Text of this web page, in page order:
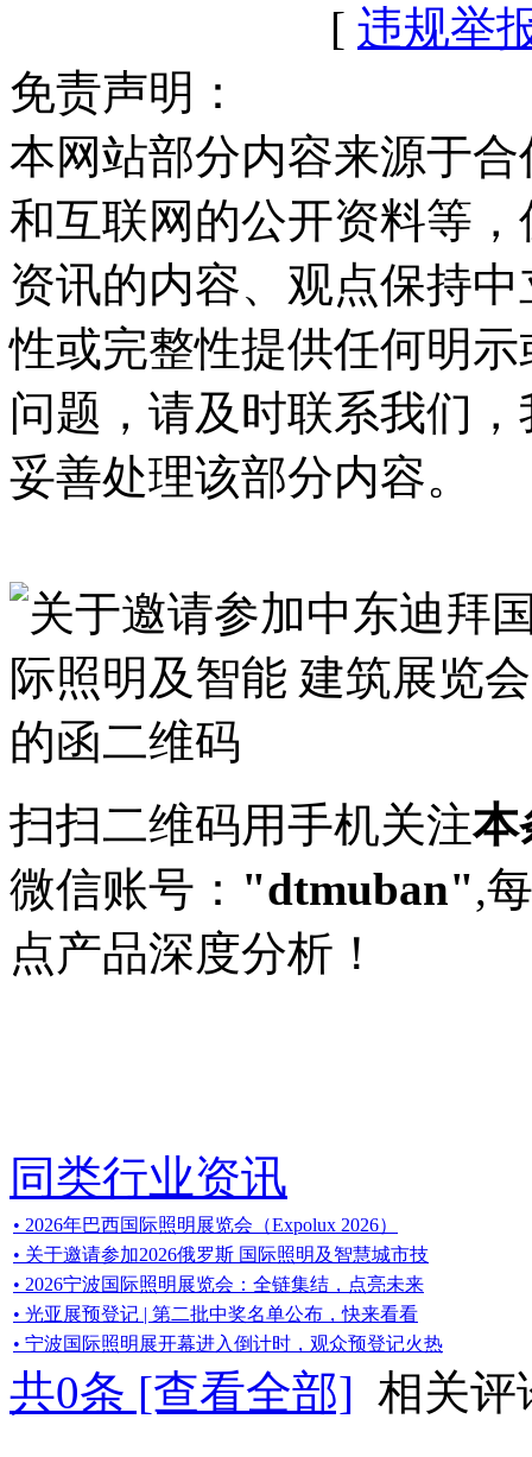
[ 违规举
免责声明：
本网站部分内容来源于
和互联网的公开资料等
资讯的内容、观点保持
性或完整性提供任何明
问题，请及时联系我们
妥善处理该部分内容。
扫扫二维码用手机关注本
微信账号： "dtmuban",
点产品深度分析！
同类行业资讯
• 2026年巴西国际照明展览会（Expolux 2026）
• 关于邀请参加2026俄罗斯 国际照明及智慧城市技
• 2026宁波国际照明展览会：全链集结，点亮未来
• 光亚展预登记 | 第二批中奖名单公布，快来看看
• 宁波国际照明展开幕进入倒计时，观众预登记火热
共0条 [查看全部] 相关评